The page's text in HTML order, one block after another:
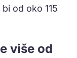
od oko 115
više od